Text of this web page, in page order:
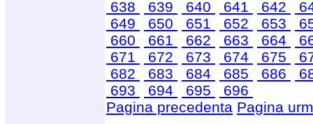
638
639 640 641 642
649
650 651 652 653
660
661 662 663 664
671
672 673 674 675
682
683 684 685 686
693
694 695
696
Pagina precedenta Pagina